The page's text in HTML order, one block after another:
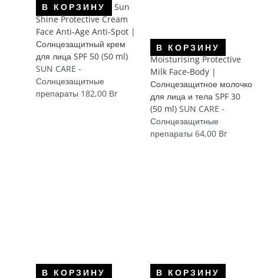
В КОРЗИНУ
Sun
Shine Protective Cream
Face Anti-Age Anti-Spot |
Солнцезащитный крем
для лица SPF 50 (50 ml)
SUN CARE -
Солнцезащитные
препараты 182,00 Br
В КОРЗИНУ
Moisturising Protective
Milk Face-Body |
Солнцезащитное молочко
для лица и тела SPF 30
(50 ml) SUN CARE -
Солнцезащитные
препараты 64,00 Br
В КОРЗИНУ В КОРЗИНУ